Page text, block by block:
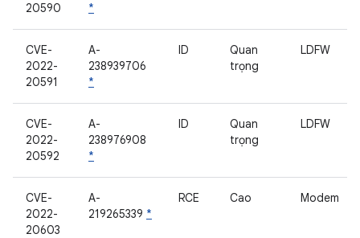
20590
*
CVE-
2022-
20591
A-
238939706
*
ID
Quan
trọng
LDFW
CVE-
2022-
20592
A-
238976908
*
ID
Quan
trọng
LDFW
CVE-
2022-
20603
A-
219265339 *
RCE Cao Modem